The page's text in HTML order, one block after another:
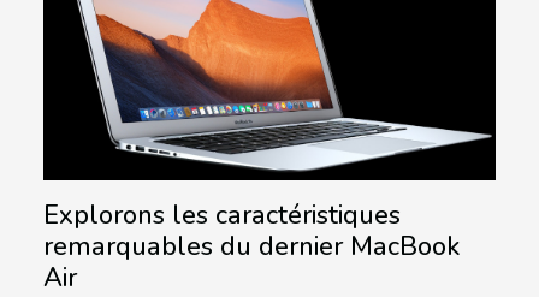
Explorons les caractéristiques
remarquables du dernier MacBook
Air